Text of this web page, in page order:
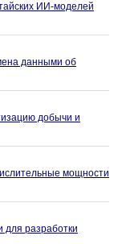
ИИ-моделей
данными об
добычи и
мощности
для разработки